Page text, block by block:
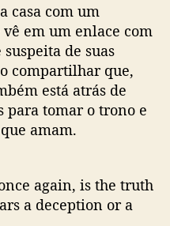
e
v
n
g
a
n
ç
m
“
T
casa com um
em um enlace com
suspeita de suas
compartilhar que,
está atrás de
para tomar o trono e
amam.
again, is the truth
a deception or a